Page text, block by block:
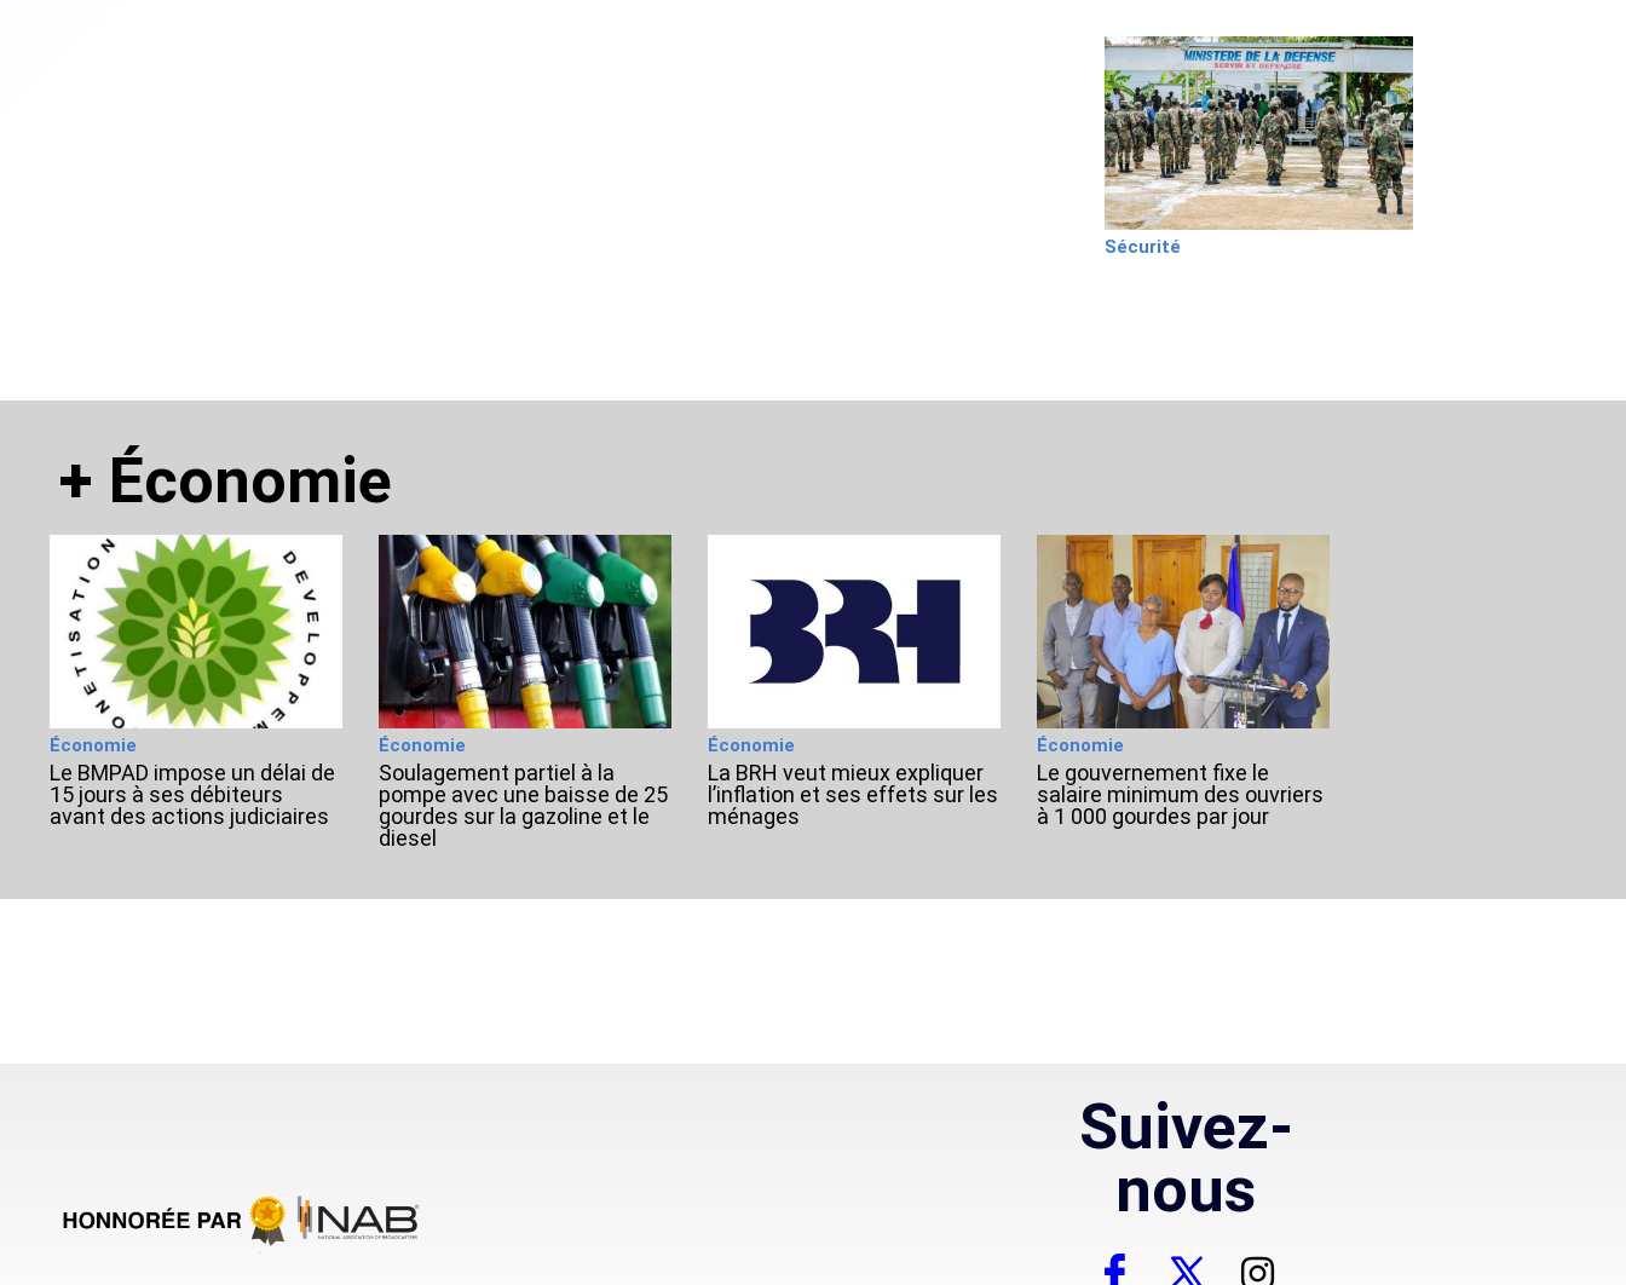
Sécurité
+ Économie
Économie
Le BMPAD impose un délai de
15 jours à ses débiteurs
avant des actions judiciaires
Économie
Soulagement partiel à la
pompe avec une baisse de 25
gourdes sur la gazoline et le
diesel
Économie
La BRH veut mieux expliquer
l’inflation et ses effets sur les
ménages
Économie
Le gouvernement fixe le
salaire minimum des ouvriers
à 1 000 gourdes par jour
Suivez-
nous